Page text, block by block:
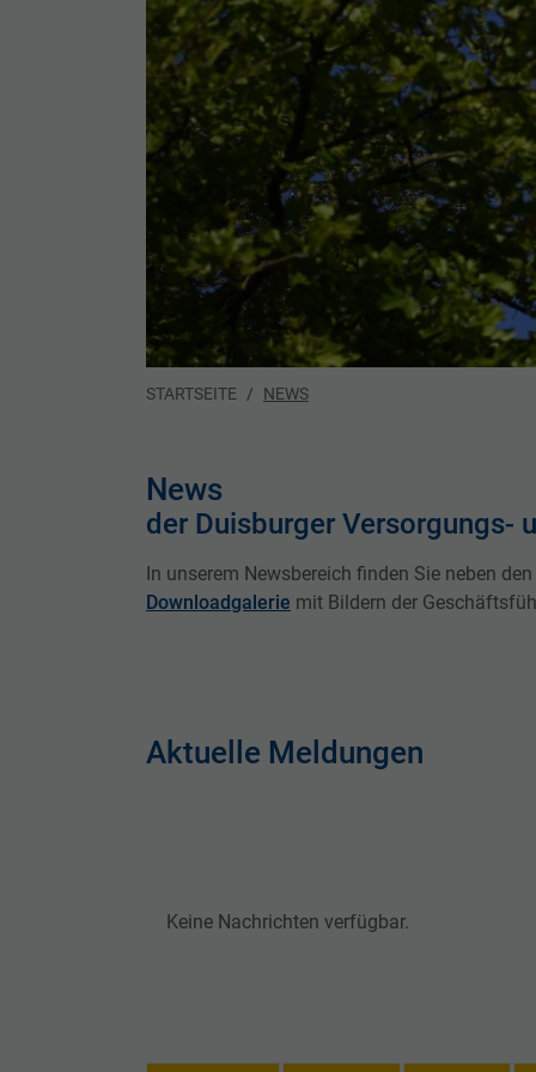
STARTSEITE NEWS
News
der Duisburger Versorgungs-
In unserem Newsbereich finden Sie neben den
Downloadgalerie mit Bildern der
Aktuelle Meldungen
Keine Nachrichten verfügbar.